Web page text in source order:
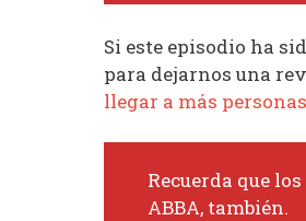
Si este episodio ha
para dejarnos una
llegar a más
Recuerda que
ABBA, también.